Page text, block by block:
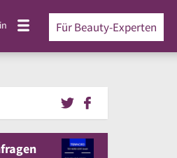
Für Beauty-Experten